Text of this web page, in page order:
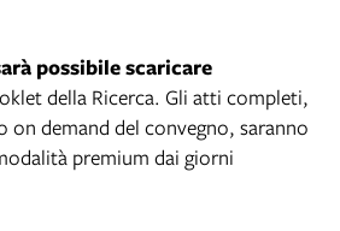
possibile scaricare
della Ricerca. Gli atti completi,
on demand del convegno, saranno
premium dai giorni